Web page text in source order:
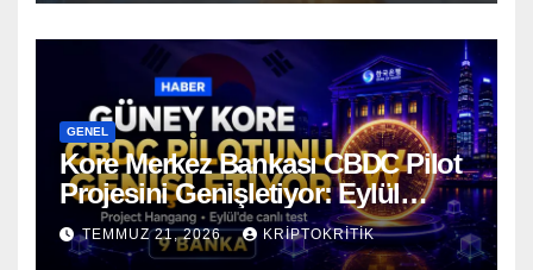
GENEL
Kore Merkez Bankası CBDC Pilot
Projesini Genişletiyor: Eylül
Ayında Gerçek Transferler
Başlıyor
TEMMUZ 21, 2026 KRIPTOKRITIK